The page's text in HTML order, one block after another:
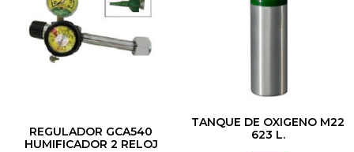
REGULADOR GCA540
HUMIFICADOR 2 RELOJ
TANQUE DE OXIGENO M22
623 L.